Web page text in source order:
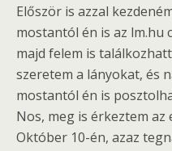
Először is azzal
mostantól én is az lm.hu
majd felem is
szeretem a lányokat, és
mostantól én is
Nos, meg is érkeztem az
Október 10-én, azaz